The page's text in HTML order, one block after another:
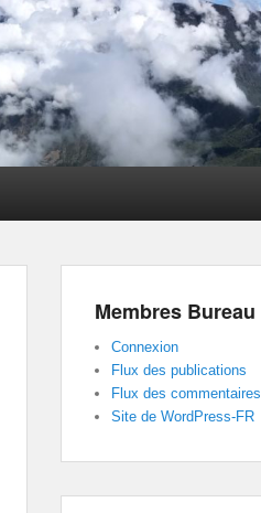
Membres Bureau
Connexion
Flux des publications
Flux des commentaires
Site de WordPress-FR